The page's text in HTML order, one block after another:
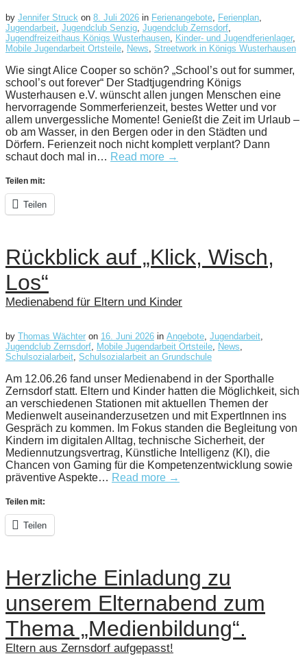
by Jennifer Struck on 8. Juli 2026 in Ferienangebote, Ferienplan,
Jugendarbeit, Jugendclub Senzig, Jugendclub Zernsdorf,
Jugendfreizeithaus Königs Wusterhausen, Kinder- und Jugendferienlager,
Mobile Jugendarbeit Ortsteile, News, Streetwork in Königs Wusterhausen
Wie singt Alice Cooper so schön? „School’s out for summer,
school’s out forever“ Der Stadtjugendring Königs
Wusterhausen e.V. wünscht allen jungen Menschen eine
hervorragende Sommerferienzeit, bestes Wetter und vor
allem unvergessliche Momente! Genießt die Zeit im Urlaub –
ob am Wasser, in den Bergen oder in den Städten und
Dörfern. Ferienzeit noch nicht komplett verplant? Dann
schaut doch mal in… Read more →
Teilen mit:
Teilen
Rückblick auf „Klick, Wisch,
Los“
Medienabend für Eltern und Kinder
by Thomas Wächter on 16. Juni 2026 in Angebote, Jugendarbeit,
Jugendclub Zernsdorf, Mobile Jugendarbeit Ortsteile, News,
Schulsozialarbeit, Schulsozialarbeit an Grundschule
Am 12.06.26 fand unser Medienabend in der Sporthalle
Zernsdorf statt. Eltern und Kinder hatten die Möglichkeit, sich
an verschiedenen Stationen mit aktuellen Themen der
Medienwelt auseinanderzusetzen und mit ExpertInnen ins
Gespräch zu kommen. Im Fokus standen die Begleitung von
Kindern im digitalen Alltag, technische Sicherheit, der
Mediennutzungsvertrag, Künstliche Intelligenz (KI), die
Chancen von Gaming für die Kompetenzentwicklung sowie
präventive Aspekte… Read more →
Teilen mit:
Teilen
Herzliche Einladung zu
unserem Elternabend zum
Thema „Medienbildung“.
Eltern aus Zernsdorf aufgepasst!